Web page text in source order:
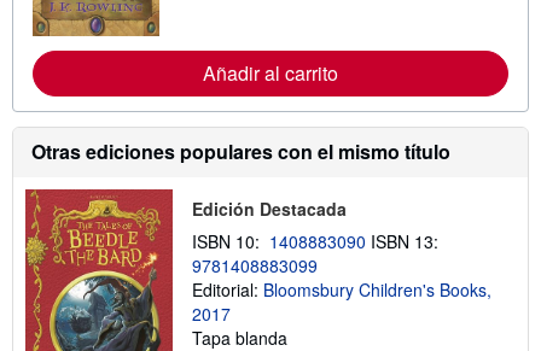
a
e
e
n
v
m
i
ó
n
s
e
l
s
Añadir al carrito
Otras ediciones populares con el mismo título
Edición Destacada
ISBN 10: 1408883090 ISBN 13:
9781408883099
Editorial: Bloomsbury Children's Books,
2017
Tapa blanda